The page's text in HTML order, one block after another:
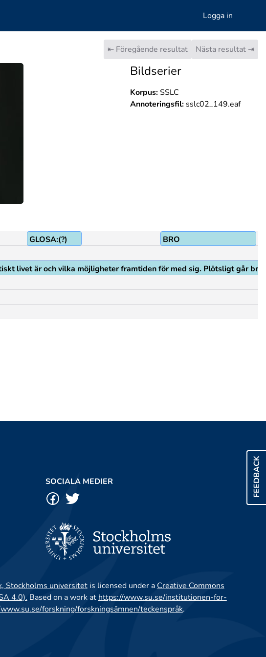
Logga in
⇤ Föregående resultat Nästa resultat ⇥
Bildserier
Korpus:SSLC
Annoteringsfil:sslc02_149.eaf
GLOSA:(?) BRO
livet är och vilka möjligheter framtiden för med sig. Plötsligt går
FEEDBACK
SOCIALA MEDIER
Stockholms universitetis licensed under a Creative Commons
4.0). Based on a work at https://www.su.se/institutionen-for-
forskning/forskningsämnen/teckenspråk.